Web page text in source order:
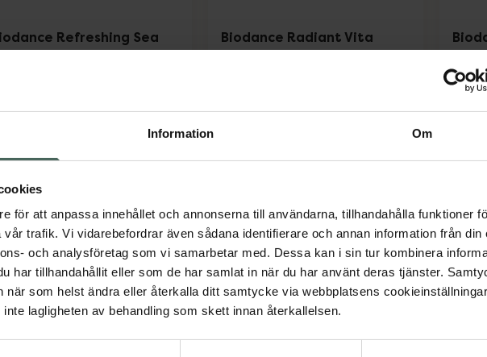
Information Om
för att anpassa innehållet och annonserna till användarna, tillhandahålla funktioner
trafik. Vi vidarebefordrar även sådana identifierare och annan information från din
och analysföretag som vi samarbetar med. Dessa kan i sin tur kombinera
har tillhandahållit eller som de har samlat in när du har använt deras tjänster.
när som helst ändra eller återkalla ditt samtycke via webbplatsens
lagligheten av behandling som skett innan återkallelsen.
Refreshing Sea
Biodance Radiant Vita
Biodance Radiant Vita